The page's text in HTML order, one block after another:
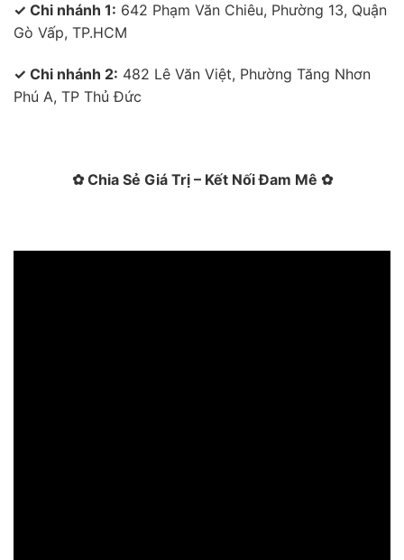
✓ Chi nhánh 1: 642 Phạm Văn Chiêu, Phường 13, Quận
Gò Vấp, TP.HCM
✓ Chi nhánh 2: 482 Lê Văn Việt, Phường Tăng Nhơn
Phú A, TP Thủ Đức
✿ Chia Sẻ Giá Trị – Kết Nối Đam Mê ✿